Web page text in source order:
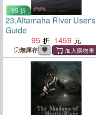
95 折
23.Altamaha River User's
Guide
95
1459
無庫存